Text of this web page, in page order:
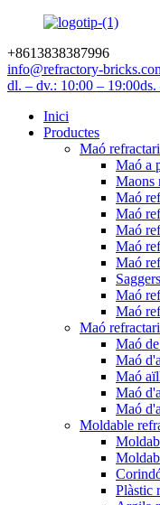
+8613838387996
info@refractory-
dl. – dv.: 10:00 – 19:00ds.
Inici
Productes
Maó refractari
Maó a
Maons
Maó
Maó
Maó
Maó
Maó
Maó
Maó
Maó
Maó
Maó
Maó
Maó
Maó
Moldable
Plàstic